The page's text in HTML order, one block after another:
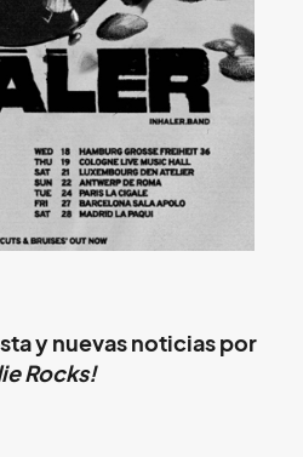
y nuevas noticias por
Rocks!